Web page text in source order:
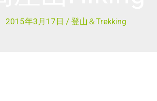
2015年3月17日 / 登山＆Trekking